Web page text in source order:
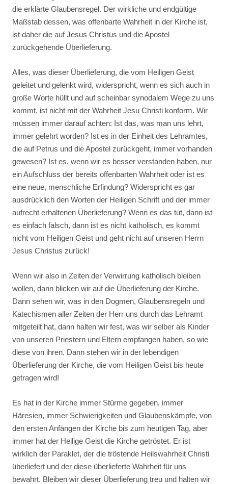
die erklärte Glaubensregel. Der wirkliche und endgültige
Maßstab dessen, was offenbarte Wahrheit in der Kirche ist,
ist daher die auf Jesus Christus und die Apostel
zurückgehende Überlieferung.
Alles, was dieser Überlieferung, die vom Heiligen Geist
geleitet und gelenkt wird, widerspricht, wenn es sich auch in
große Worte hüllt und auf scheinbar synodalem Wege zu uns
kommt, ist nicht mit der Wahrheit Jesu Christi konform. Wir
müssen immer darauf achten: Ist das, was man uns lehrt,
immer gelehrt worden? Ist es in der Einheit des Lehramtes,
die auf Petrus und die Apostel zurückgeht, immer vorhanden
gewesen? Ist es, wenn wir es besser verstanden haben, nur
ein Aufschluss der bereits offenbarten Wahrheit oder ist es
eine neue, menschliche Erfindung? Widerspricht es gar
ausdrücklich den Worten der Heiligen Schrift und der immer
aufrecht erhaltenen Überlieferung? Wenn es das tut, dann ist
es einfach falsch, dann ist es nicht katholisch, es kommt
nicht vom Heiligen Geist und geht nicht auf unseren Herrn
Jesus Christus zurück!
Wenn wir also in Zeiten der Verwirrung katholisch bleiben
wollen, dann blicken wir auf die Überlieferung der Kirche.
Dann sehen wir, was in den Dogmen, Glaubensregeln und
Katechismen aller Zeiten der Herr uns durch das Lehramt
mitgeteilt hat, dann halten wir fest, was wir selber als Kinder
von unseren Priestern und Eltern empfangen haben, so wie
diese von ihren. Dann stehen wir in der lebendigen
Überlieferung der Kirche, die vom Heiligen Geist bis heute
getragen wird!
Es hat in der Kirche immer Stürme gegeben, immer
Häresien, immer Schwierigkeiten und Glaubenskämpfe, von
den ersten Anfängen der Kirche bis zum heutigen Tag, aber
immer hat der Heilige Geist die Kirche getröstet. Er ist
wirklich der Paraklet, der die tröstende Heilswahrheit Christi
überliefert und der diese überlieferte Wahrheit für uns
bewahrt. Bleiben wir dieser Überlieferung treu und halten wir